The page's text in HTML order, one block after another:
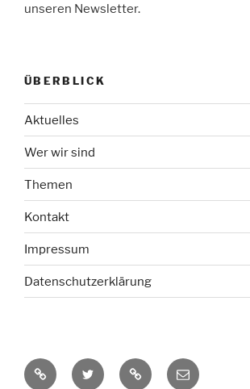
unseren Newsletter.
ÜBERBLICK
Aktuelles
Wer wir sind
Themen
Kontakt
Impressum
Datenschutzerklärung
RSS-
Twitter Mastodon
E-